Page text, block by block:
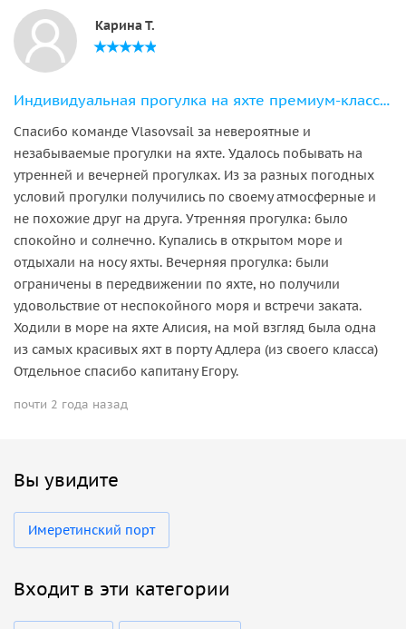
Карина Т.
Индивидуальная прогулка на яхте премиум-класса «ALISIA» (порт Адлера)
Спасибо команде Vlasovsail за невероятные и
незабываемые прогулки на яхте. Удалось побывать на
утренней и вечерней прогулках. Из за разных погодных
условий прогулки получились по своему атмосферные и
не похожие друг на друга. Утренняя прогулка: было
спокойно и солнечно. Купались в открытом море и
отдыхали на носу яхты. Вечерняя прогулка: были
ограничены в передвижении по яхте, но получили
удовольствие от неспокойного моря и встречи заката.
Ходили в море на яхте Алисия, на мой взгляд была одна
из самых красивых яхт в порту Адлера (из своего класса)
Отдельное спасибо капитану Егору.
почти 2 года назад
Вы увидите
Имеретинский порт
Входит в эти категории